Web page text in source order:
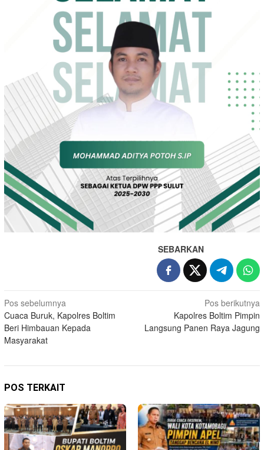
SEBARKAN
Navigasi
pos
Pos sebelumnya
Cuaca Buruk, Kapolres Boltim
Beri Himbauan Kepada
Masyarakat
Pos berikutnya
Kapolres Boltim Pimpin
Langsung Panen Raya Jagung
POS TERKAIT